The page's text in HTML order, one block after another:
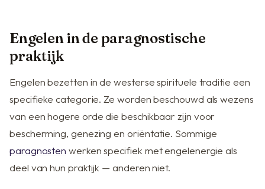
Engelen in de paragnostische
praktijk
Engelen bezetten in de westerse spirituele traditie een
specifieke categorie. Ze worden beschouwd als wezens
van een hogere orde die beschikbaar zijn voor
bescherming, genezing en oriëntatie. Sommige
paragnosten werken specifiek met engelenergie als
deel van hun praktijk — anderen niet.